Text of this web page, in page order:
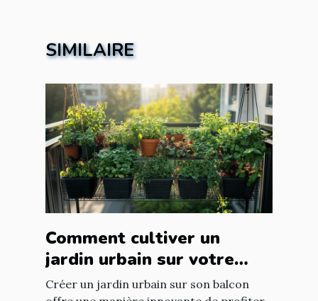
SIMILAIRE
Comment cultiver un
jardin urbain sur votre
balcon
Créer un jardin urbain sur son balcon